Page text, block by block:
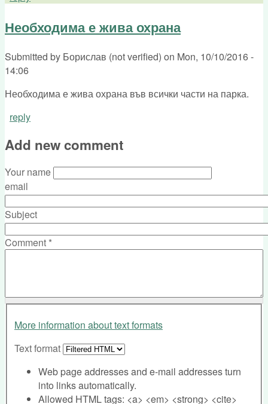
Необходима е жива охрана
Submitted by Борислав (not verified) on Mon, 10/10/2016 -
14:06
Необходима е жива охрана във всички части на парка.
reply
Add new comment
Your name
email
Subject
Comment *
More information about text formats
Text format
Web page addresses and e-mail addresses turn
into links automatically.
Allowed HTML tags: <a> <em> <strong> <cite>